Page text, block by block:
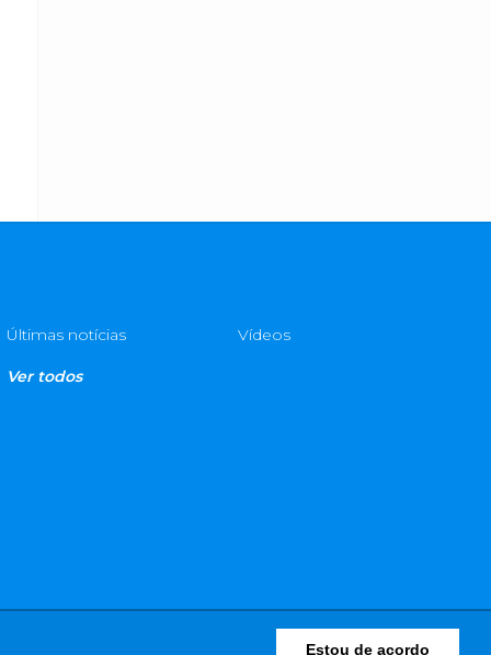
Estou de acordo
Últimas notícias Vídeos
Ver todos